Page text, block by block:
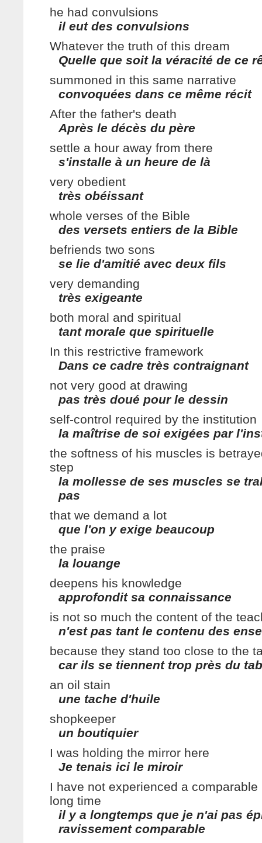
he had convulsions
il eut des convulsions
Whatever the truth of this dream
Quelle que soit la véracité de ce
summoned in this same narrative
convoquées dans ce même récit
After the father's death
Après le décès du père
settle a hour away from there
s'installe à un heure de là
very obedient
très obéissant
whole verses of the Bible
des versets entiers de la Bible
befriends two sons
se lie d'amitié avec deux fils
very demanding
très exigeante
both moral and spiritual
tant morale que spirituelle
In this restrictive framework
Dans ce cadre très contraignant
not very good at drawing
pas très doué pour le dessin
self-control required by the institution
la maîtrise de soi exigées par
the softness of his muscles is
step
la mollesse de ses muscles se
pas
that we demand a lot
que l'on y exige beaucoup
the praise
la louange
deepens his knowledge
approfondit sa connaissance
is not so much the content of the
n'est pas tant le contenu des
because they stand too close to the
car ils se tiennent trop près du
an oil stain
une tache d'huile
shopkeeper
un boutiquier
I was holding the mirror here
Je tenais ici le miroir
I have not experienced a comparable
long time
il y a longtemps que je n'ai pas
ravissement comparable